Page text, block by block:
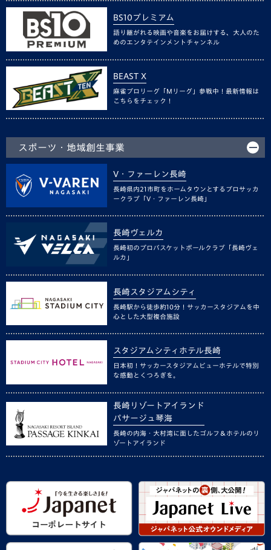
BS10プレミアム
語り継がれる映画や音楽をお届けする、大人のた
めのエンタテインメントチャンネル
BEAST X
麻雀プロリーグ「Mリーグ」参戦中！最新情報は
こちらをチェック！
スポーツ・地域創生事業
V・ファーレン長崎
長崎県内21市町をホームタウンとするプロサッカ
ークラブ「V・ファーレン長崎」
長崎ヴェルカ
長崎初のプロバスケットボールクラブ「長崎ヴェ
ルカ」
長崎スタジアムシティ
長崎駅から徒歩約10分！サッカースタジアムを中
心とした大型複合施設
スタジアムシティホテル長崎
日本初！サッカースタジアムビューホテルで特別
な感動とくつろぎを。
長崎リゾートアイランド
パサージュ琴海
長崎の内海・大村湾に面したゴルフ＆ホテルのリ
ゾートアイランド